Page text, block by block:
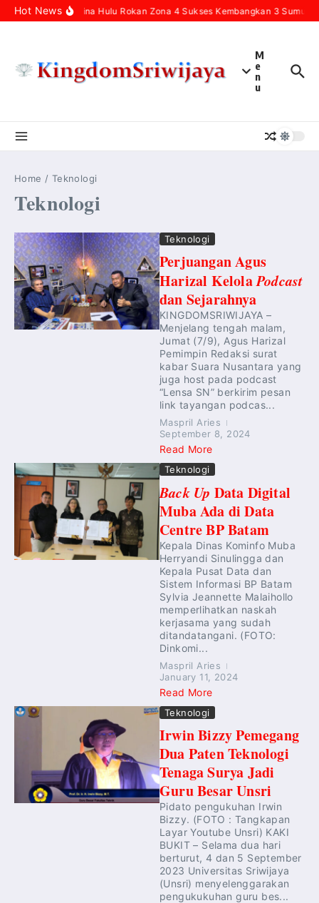
Skip to content
Hot NewsPertamina Hulu Rokan Zona 4 Sukses Kembangkan 3 Sumur
M
e
n
u
Home / Teknologi
Teknologi
Teknologi
Perjuangan Agus
Harizal KelolaPodcast
dan Sejarahnya
KINGDOMSRIWIJAYA –
Menjelang tengah malam,
Jumat (7/9), Agus Harizal
Pemimpin Redaksi surat
kabar Suara Nusantara yang
juga host pada podcast
“Lensa SN” berkirim pesan
link tayangan podcas...
Maspril Aries
September 8, 2024
Read More
Teknologi
Back Up Data Digital
Muba Ada di Data
Centre BP Batam
Kepala Dinas Kominfo Muba
Herryandi Sinulingga dan
Kepala Pusat Data dan
Sistem Informasi BP Batam
Sylvia Jeannette Malaihollo
memperlihatkan naskah
kerjasama yang sudah
ditandatangani. (FOTO:
Dinkomi...
Maspril Aries
January 11, 2024
Read More
Teknologi
Irwin Bizzy Pemegang
Dua Paten Teknologi
Tenaga Surya Jadi
Guru Besar Unsri
Pidato pengukuhan Irwin
Bizzy. (FOTO : Tangkapan
Layar Youtube Unsri) KAKI
BUKIT – Selama dua hari
berturut, 4 dan 5 September
2023 Universitas Sriwijaya
(Unsri) menyelenggarakan
pengukukuhan guru bes...